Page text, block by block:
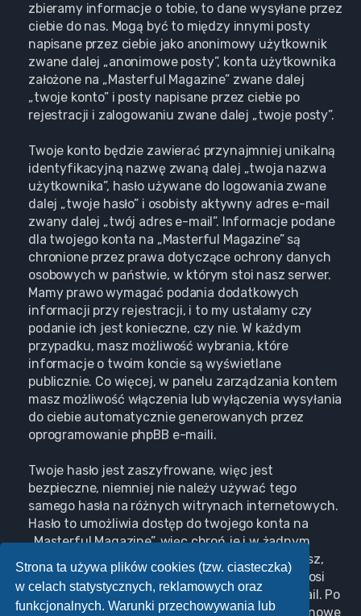
Strona ta używa plików cookies (tzw. ciasteczka)
w celach statystycznych, reklamowych oraz
funkcjonalnych. Warunki przechowywania lub
zbieramy informacje o tobie, to dane wysyłane przez
ciebie do nas. Mogą być to między innymi posty
napisane przez ciebie jako anonimowy użytkownik
zwane dalej „anonimowe posty”, konta użytkownika
założone na „Masterful Magazine” zwane dalej
„twoje konto” i posty napisane przez ciebie po
rejestracji i zalogowaniu zwane dalej „twoje posty”.
Twoje konto będzie zawierać przynajmniej unikalną
identyfikacyjną nazwę zwaną dalej „twoja nazwa
użytkownika”, hasło używane do logowania zwane
dalej „twoje hasło” i osobisty aktywny adres e-mail
zwany dalej „twój adres e-mail”. Informacje podane
dla twojego konta na „Masterful Magazine” są
chronione przez prawa dotyczące ochrony danych
osobowych w państwie, w którym stoi nasz serwer.
Mamy prawo wymagać podania dodatkowych
informacji przy rejestracji, i to my ustalamy czy
podanie ich jest konieczne, czy nie. W każdym
przypadku, masz możliwość wybrania, które
informacje o twoim koncie są wyświetlane
publicznie. Co więcej, w panelu zarządzania kontem
masz możliwość włączenia lub wyłączenia wysyłania
do ciebie automatycznie generowanych przez
oprogramowanie phpBB e-maili.
Twoje hasło jest zaszyfrowane, więc jest
bezpieczne, niemniej nie należy używać tego
samego hasła na różnych witrynach internetowych.
Hasło to umożliwia dostęp do twojego konta na
„Masterful Magazine”, więc chroń je i w żadnym
wypadku nie podawaj
nikomu . Jeśli je zapomnisz,
użyj funkcji „Nie pamiętam hasła”. Witryna poprosi
cię o podanie nazwy użytkownika i adresu e-mail. Po
podaniu tych danych zostanie wygenerowane nowe